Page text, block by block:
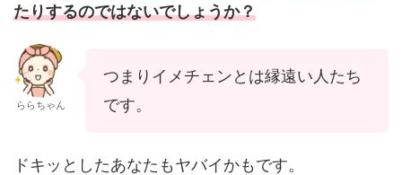
たりするのではないでしょうか？
ららちゃん
つまりイメチェンとは縁遠い人たち
です。
ドキッとしたあなたもヤバイかもです。